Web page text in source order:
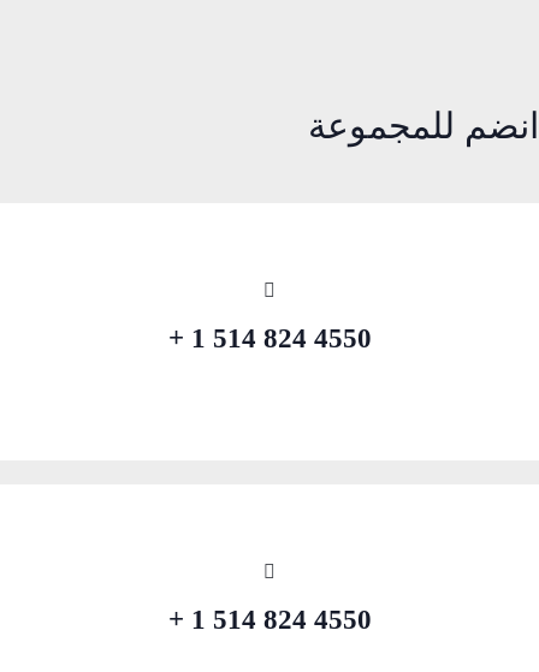
انضم للمجموعة
4550 824 514 1 +
4550 824 514 1 +